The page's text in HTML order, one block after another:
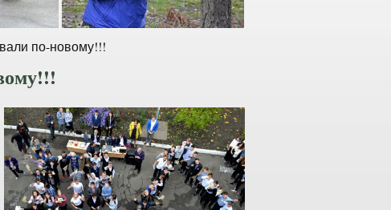
по-новому!!!